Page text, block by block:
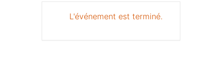
L'événement est terminé.